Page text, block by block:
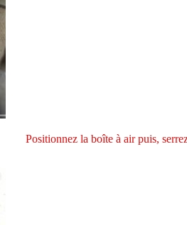
Positionnez la boîte à air puis,